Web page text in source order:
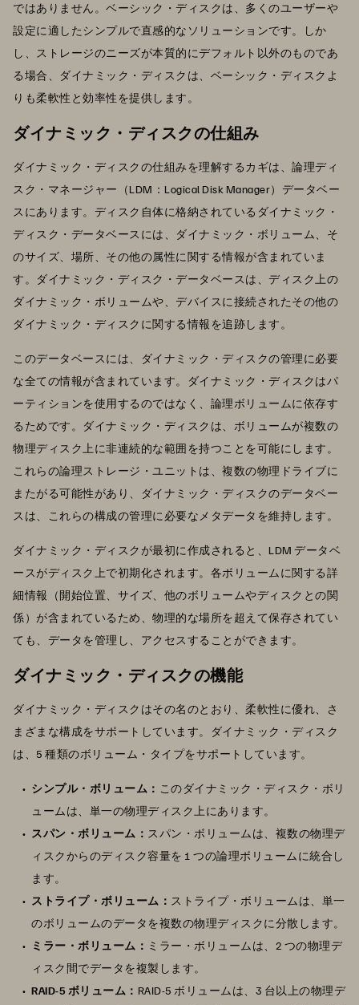
ではありません。ベーシック・ディスクは、多くのユーザーや
設定に適したシンプルで直感的なソリューションです。しか
し、ストレージのニーズが本質的にデフォルト以外のものであ
る場合、ダイナミック・ディスクは、ベーシック・ディスクよ
りも柔軟性と効率性を提供します。
ダイナミック・ディスクの仕組み
ダイナミック・ディスクの仕組みを理解するカギは、論理ディ
スク・マネージャー（LDM：Logical Disk Manager）データベー
スにあります。ディスク自体に格納されているダイナミック・
ディスク・データベースには、ダイナミック・ボリューム、そ
のサイズ、場所、その他の属性に関する情報が含まれていま
す。ダイナミック・ディスク・データベースは、ディスク上の
ダイナミック・ボリュームや、デバイスに接続されたその他の
ダイナミック・ディスクに関する情報を追跡します。
このデータベースには、ダイナミック・ディスクの管理に必要
な全ての情報が含まれています。ダイナミック・ディスクはパ
ーティションを使用するのではなく、論理ボリュームに依存す
るためです。ダイナミック・ディスクは、ボリュームが複数の
物理ディスク上に非連続的な範囲を持つことを可能にします。
これらの論理ストレージ・ユニットは、複数の物理ドライブに
またがる可能性があり、ダイナミック・ディスクのデータベー
スは、これらの構成の管理に必要なメタデータを維持します。
ダイナミック・ディスクが最初に作成されると、LDM データベ
ースがディスク上で初期化されます。各ボリュームに関する詳
細情報（開始位置、サイズ、他のボリュームやディスクとの関
係）が含まれているため、物理的な場所を超えて保存されてい
ても、データを管理し、アクセスすることができます。
ダイナミック・ディスクの機能
ダイナミック・ディスクはその名のとおり、柔軟性に優れ、さ
まざまな構成をサポートしています。ダイナミック・ディスク
は、5 種類のボリューム・タイプをサポートしています。
シンプル・ボリューム： このダイナミック・ディスク・ボリ
ュームは、単一の物理ディスク上にあります。
スパン・ボリューム： スパン・ボリュームは、複数の物理デ
ィスクからのディスク容量を 1 つの論理ボリュームに統合し
ます。
ストライプ・ボリューム： ストライプ・ボリュームは、単一
のボリュームのデータを複数の物理ディスクに分散します。
ミラー・ボリューム： ミラー・ボリュームは、2 つの物理デ
ィスク間でデータを複製します。
RAID-5 ボリューム： RAID-5 ボリュームは、3 台以上の物理デ